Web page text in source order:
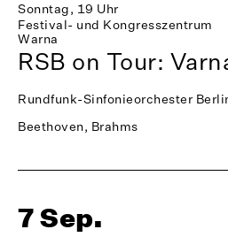
Sonntag, 19 Uhr
Festival- und Kongresszentrum
Warna
RSB on Tour:
Rundfunk-Sinfonieorchester
Beethoven, Brahms
7 Sep.